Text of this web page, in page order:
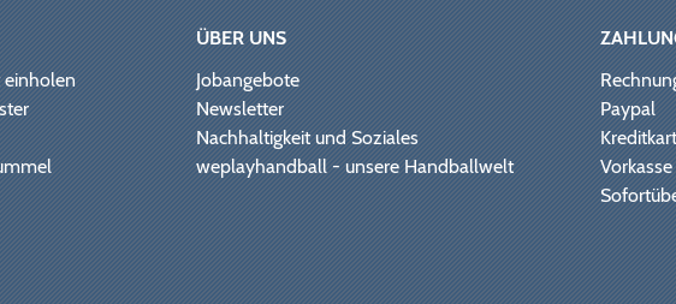
einholen
ÜBER UNS
Jobangebote
Newsletter
Nachhaltigkeit und Soziales
weplayhandball - unsere Handballwelt
Paypal
Vorkasse